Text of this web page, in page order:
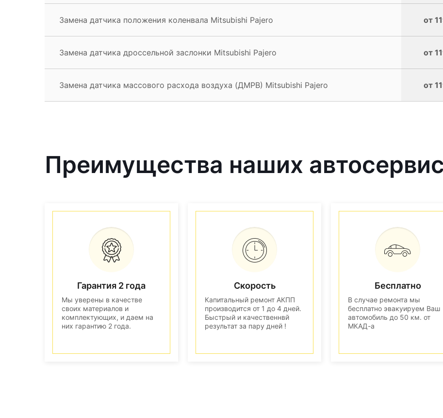
Замена датчика положения коленвала Mitsubishi Pajero от
Замена датчика дроссельной заслонки Mitsubishi Pajero от
Замена датчика массового расхода воздуха (ДМРВ) Mitsubishi Pajero от
Преимущества наших
Гарантия 2 года
Мы уверены в качестве
своих материалов и
комплектующих, и даем на
них гарантию 2 года.
Скорость
Капитальный ремонт АКПП
производится от 1 до 4 дней.
Быстрый и качественнвй
результат за пару дней !
Бесплатно
В случае ремонта мы
бесплатно эвакуируем Ваш
автомобиль до 50 км. от
МКАД-а